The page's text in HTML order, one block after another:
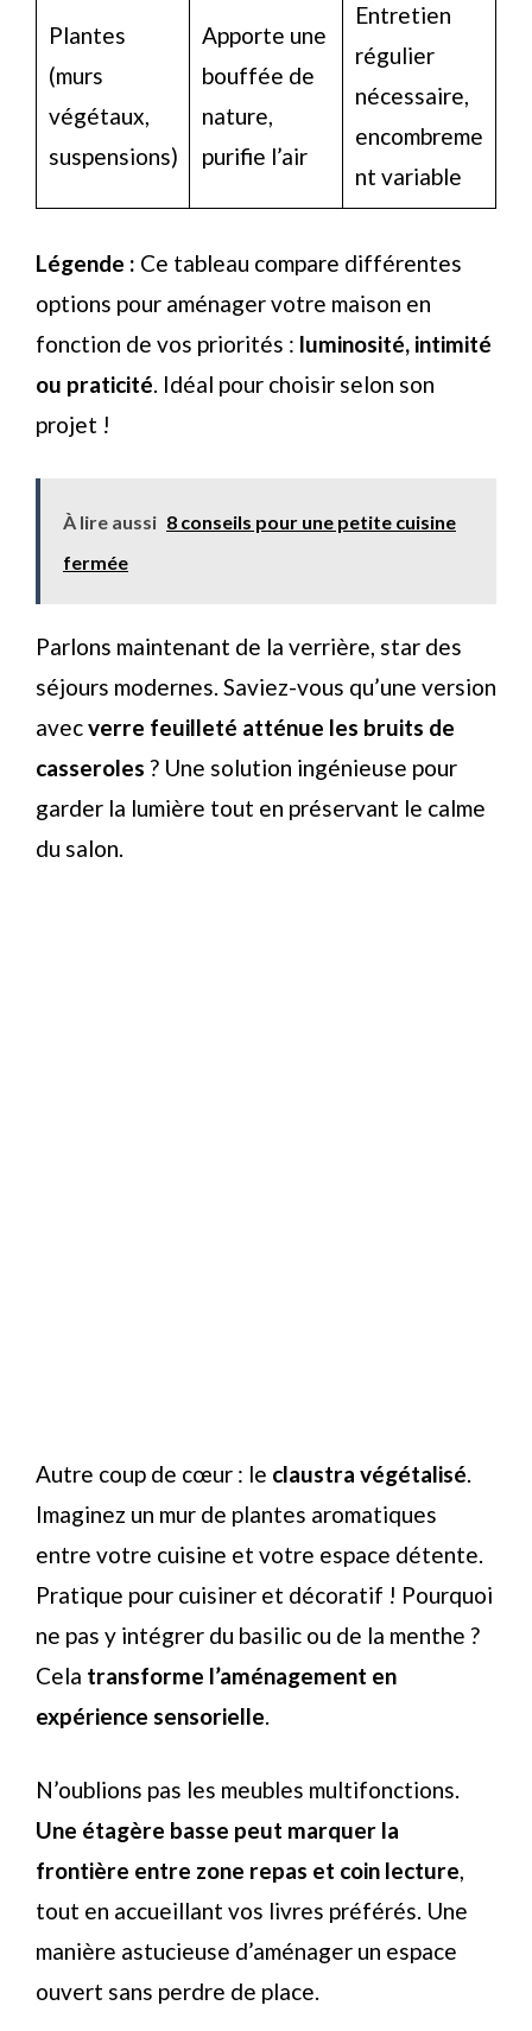
Plantes
(murs
végétaux,
suspensions)
Apporte une
bouffée de
nature,
purifie l’air
Entretien
régulier
nécessaire,
encombreme
nt variable
Légende : Ce tableau compare différentes
options pour aménager votre maison en
fonction de vos priorités : luminosité, intimité
ou praticité. Idéal pour choisir selon son
projet !
À lire aussi 8 conseils pour une petite cuisine
fermée
Parlons maintenant de la verrière, star des
séjours modernes. Saviez-vous qu’une version
avecverre feuilleté atténue les bruits de
casseroles ? Une solution ingénieuse pour
garder la lumière tout en préservant le calme
du salon.
Autre coup de cœur : le claustra végétalisé.
Imaginez un mur de plantes aromatiques
entre votre cuisine et votre espace détente.
Pratique pour cuisiner et décoratif ! Pourquoi
ne pas y intégrer du basilic ou de la menthe ?
Cela transforme l’aménagement en
expérience sensorielle.
N’oublions pas les meubles multifonctions.
Une étagère basse peut marquer la
frontière entre zone repas et coin lecture,
tout en accueillant vos livres préférés. Une
manière astucieuse d’aménager un espace
ouvert sans perdre de place.